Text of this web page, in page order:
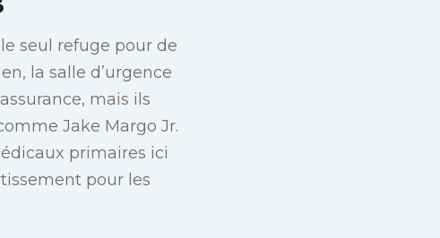
seul refuge pour de
la salle d’urgence
mais ils
Jake Margo Jr.
primaires ici
pour les